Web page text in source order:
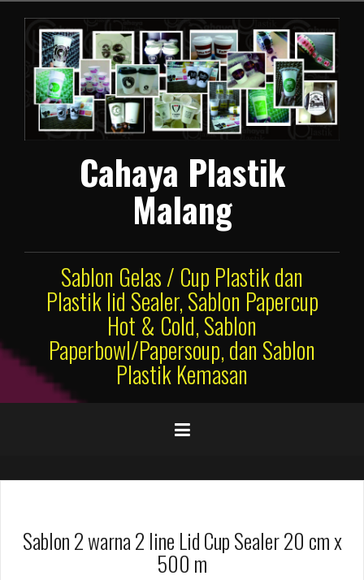
konten
Cahaya Plastik
Malang
Sablon Gelas / Cup Plastik dan
Plastik lid Sealer, Sablon Papercup
Hot & Cold, Sablon
Paperbowl/Papersoup, dan Sablon
Plastik Kemasan
Sablon 2 warna 2 line Lid Cup Sealer 20 cm x
500 m